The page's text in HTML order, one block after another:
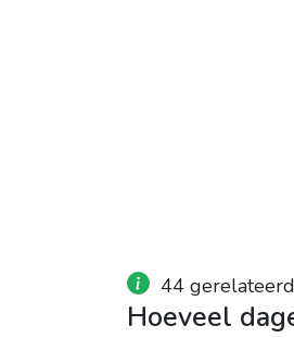
44
Hoeveel